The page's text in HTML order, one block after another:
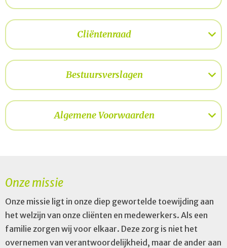
Cliëntenraad
Bestuursverslagen
Algemene Voorwaarden
Onze missie
Onze missie ligt in onze diep gewortelde toewijding aan
het welzijn van onze cliënten en medewerkers. Als een
familie zorgen wij voor elkaar. Deze zorg is niet het
overnemen van verantwoordelijkheid, maar de ander aan